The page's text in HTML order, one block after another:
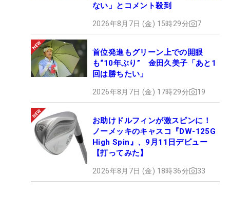
ない」とコメント殺到
2026年8月7日 (金) 15時29分 7
首位発進もグリーン上での開眼
も“10年ぶり” 金田久美子「あと1
回は勝ちたい」
2026年8月7日 (金) 17時29分 19
お助けドルフィンが激スピンに！
ノーメッキのキャスコ『DW-125G
High Spin』、9月11日デビュー
【打ってみた】
2026年8月7日 (金) 18時36分 33